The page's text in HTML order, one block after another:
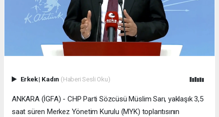
Erkek| Kadın (Haberi Sesli Oku)
ANKARA (İGFA) - CHP Parti Sözcüsü Müslim Sarı, yaklaşık 3,5
saat süren Merkez Yönetim Kurulu (MYK) toplantısının